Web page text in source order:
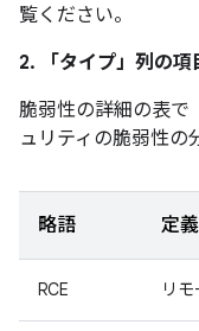
覧ください。
2. 「タイプ」 列の項
脆弱性の詳細の表で
ュリティの脆弱性の
略語 定義
RCE リ